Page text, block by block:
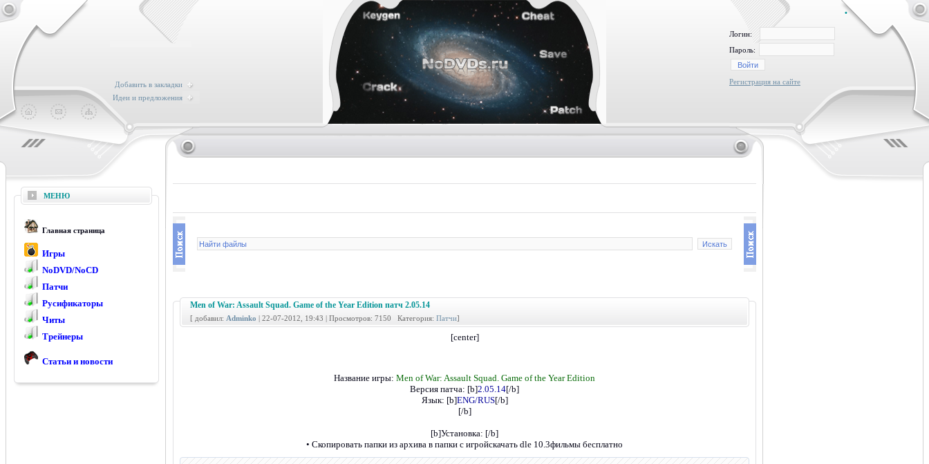
Добавить в закладки
Идеи и предложения
•
Логин:
Пароль:
Регистрация на сайте
МЕНЮ
Главная страница
Игры
NoDVD/NoCD
Патчи
Русификаторы
Читы
Трейнеры
Статьи и новости
Men of War: Assault Squad. Game of the Year Edition патч 2.05.14
[ добавил: Adminko | 22-07-2012, 19:43 | Просмотров: 7150 Категория: Патчи]
[center]
Название игры: Men of War: Assault Squad. Game of the Year Edition
Версия патча: [b]2.05.14[/b]
Язык: [b]ENG/RUS[/b]
[/b]
[b]Установка: [/b]
• Скопировать папки из архива в папки с игройскачать dle 10.3фильмы бесплатно